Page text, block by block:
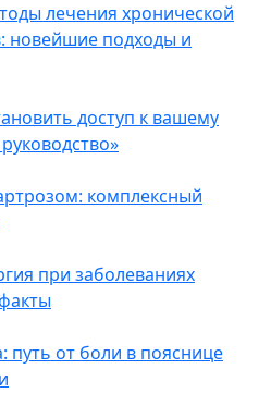
лечения хронической
новейшие подходы и
доступ к вашему
комплексный
при заболеваниях
путь от боли в пояснице